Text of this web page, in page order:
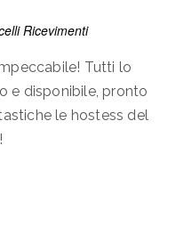
Ricevimenti
Tutti lo
e disponibile, pronto
le hostess del